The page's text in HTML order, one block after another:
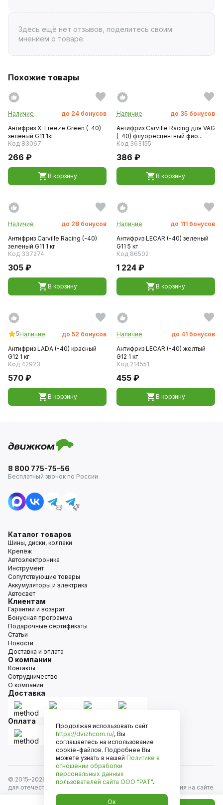
Здесь ещё нет отзывов, поделитесь своим
мнением о товаре.
Похожие товары
Наличие до 24 бонусов
Антифриз X-Freeze Green (-40)
зеленый G11 1кг
Код 83067
266 ₽
В корзину
Наличие до 35 бонусов
Антифриз Carville Racing для VAG
(-40) флуоресцентный фио...
Код 363155
386 ₽
В корзину
Наличие до 28 бонусов
Антифриз Carville Racing (-40)
зеленый G11 1 кг
Код 337274
305 ₽
В корзину
Наличие до 111 бонусов
Антифриз LECAR (-40) зеленый
G11 5 кг
Код 86502
1 224 ₽
В корзину
5Наличие до 52 бонусов
Антифриз LADA (-40) красный
G12 1 кг
Код 42923
570 ₽
В корзину
Наличие до 41 бонусов
Антифриз LECAR (-40) желтый
G12 1 кг
Код 214551
455 ₽
В корзину
8 800 775-75-56
Бесплатный звонок по России
Каталог товаров
Шины, диски, колпаки
Крепёж
Автоэлектроника
Инструмент
Сопутствующие товары
Аккумуляторы и электрика
Автосвет
Клиентам
Гарантии и возврат
Бонусная программа
Подарочные сертификаты
Статьи
Новости
Доставка и оплата
О компании
Контакты
Сотрудничество
О компании
Доставка
Оплата
© 2015–2026
Движком — сеть магазинов автозапчастей
для отечественных автомобилей и иномарок. Информация на сайте
носит исключительно информационный характер и не является
публичной офертой, определяемой положениями
Продолжая использовать сайт
https://dvizhcom.ru/, Вы
соглашаетесь на использование
cookie-файлов. Подробнее Вы
можете узнать в нашей Политике в
отношении обработки
персональных данных
пользователей сайта ООО "РАТ".
Ок